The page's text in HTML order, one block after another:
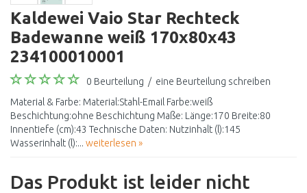
Kaldewei Vaio Star Rechteck
Badewanne weiß 170x80x43
234100010001
0 Beurteilung / eine Beurteilung schreiben
Material & Farbe: Material:Stahl-Email Farbe:weiß
Beschichtung:ohne Beschichtung Maße: Länge:170 Breite:80
Innentiefe (cm):43 Technische Daten: Nutzinhalt (l):145
Wasserinhalt (l):... weiterlesen »
Das Produkt ist leider nicht